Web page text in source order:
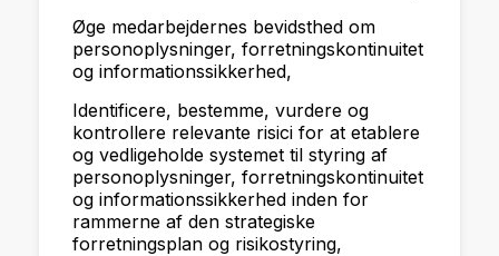
Øge medarbejdernes bevidsthed om
personoplysninger, forretningskontinuitet
og informationssikkerhed,
Identificere, bestemme, vurdere og
kontrollere relevante risici for at etablere
og vedligeholde systemet til styring af
personoplysninger, forretningskontinuitet
og informationssikkerhed inden for
rammerne af den strategiske
forretningsplan og risikostyring,